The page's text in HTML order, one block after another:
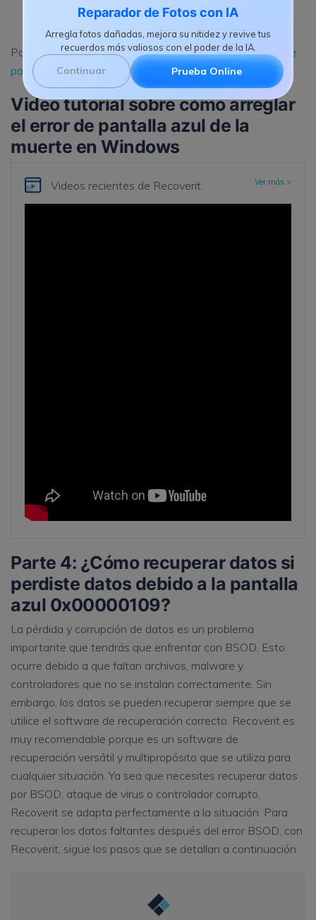
Reparador de Fotos con IA
Arregla fotos dañadas, mejora su nitidez y revive tus
recuerdos más valiosos con el poder de la IA.
Continuar Prueba Online
Por cierto, también puedes aprender aarreglar el error de
pantalla azul de la muerte 0x00000116r.
Video tutorial sobre cómo arreglar
el error de pantalla azul de la
muerte en Windows
Videos recientes de Recoverit Ver más >
Parte 4: ¿Cómo recuperar datos si
perdiste datos debido a la pantalla
azul 0x00000109?
La pérdida y corrupción de datos es un problema
importante que tendrás que enfrentar con BSOD. Esto
ocurre debido a que faltan archivos, malware y
controladores que no se instalan correctamente. Sin
embargo, los datos se pueden recuperar siempre que se
utilice el software de recuperación correcto. Recoverit es
muy recomendable porque es un software de
recuperación versátil y multipropósito que se utiliza para
cualquier situación. Ya sea que necesites recuperar datos
por BSOD, ataque de virus o controlador corrupto,
Recoverit se adapta perfectamente a la situación. Para
recuperar los datos faltantes después del error BSOD, con
Recoverit, sigue los pasos que se detallan a continuación: